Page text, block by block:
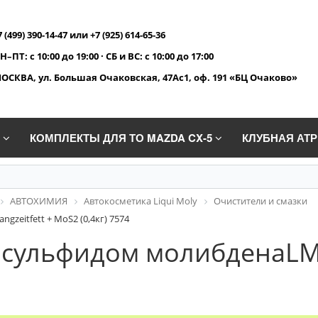
(499) 390-14-47 или +7 (925) 614-65-36
с 10:00 до 19:00 · СБ и ВС: с 10:00 до 17:00
ул. Большая Очаковская, 47Ас1, оф. 191 «БЦ Очаково»
КОМПЛЕКТЫ ДЛЯ ТО MAZDA CX-5 КЛУБНАЯ
АВТОХИМИЯ Автокосметика Liqui Moly
Очистители и смазки
+ MoS2 (0,4кг) 7574